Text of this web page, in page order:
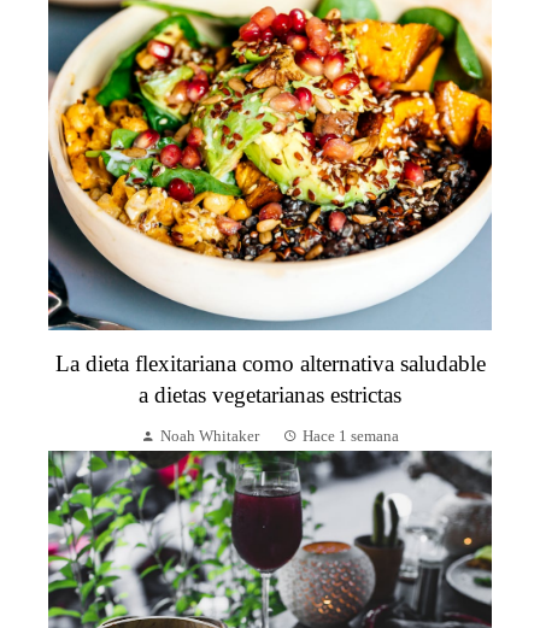
La dieta flexitariana como alternativa saludable
a dietas vegetarianas estrictas
Noah Whitaker Hace 1 semana